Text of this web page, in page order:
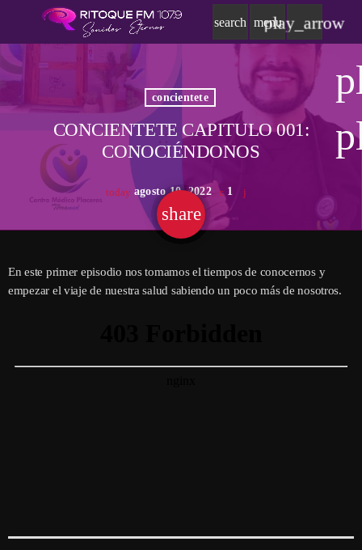
search menu
play_arrow
concientete
CONCIENTETE CAPITULO 001:
CONOCIÉNDONOS
today agosto 10, 2022 1
share
email
En este primer episodio nos tomamos el tiempos de conocernos y
empezar el viaje de nuestra salud sabiendo un poco más de nosotros.